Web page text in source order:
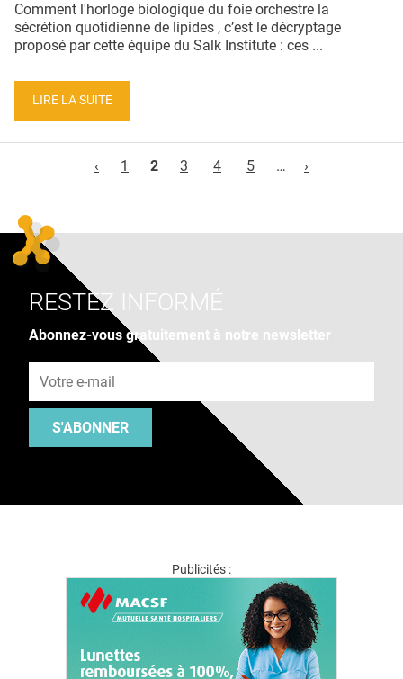
Comment l'horloge biologique du foie orchestre la
sécrétion quotidienne de lipides , c’est le décryptage
proposé par cette équipe du Salk Institute : ces ...
LIRE LA SUITE
‹
1 2 3 4 5 … ›
RESTEZ INFORMÉ
Abonnez-vous gratuitement à notre newsletter
S'ABONNER
Publicités :